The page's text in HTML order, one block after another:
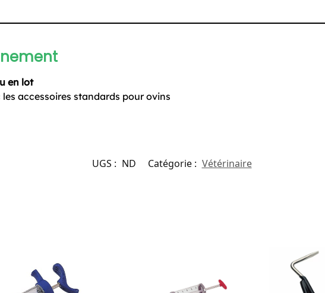
en lot
accessoires standards pour ovins
UGS : ND Catégorie : Vétérinaire